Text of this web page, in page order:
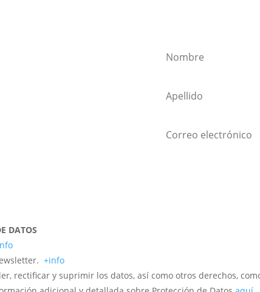
DATOS
+info
rectificar y suprimir los datos, así como otros derechos,